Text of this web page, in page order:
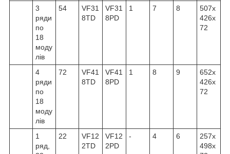
3
ряди
по
18
моду
лів
54
VF31
8TD
VF31
8PD
1 7 8
507x
426x
72
4
ряди
по
18
моду
лів
72
VF41
8TD
VF41
8PD
1 8 9
652x
426x
72
1
ряд,
22
VF12
2TD
VF12
2PD
- 4 6
257x
498x